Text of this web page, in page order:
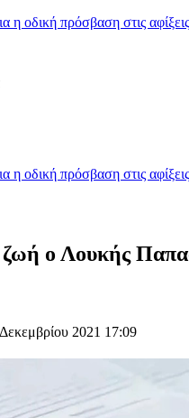
η οδική πρόσβαση στις
η οδική πρόσβαση στις
ο Λουκής
2021 17:09